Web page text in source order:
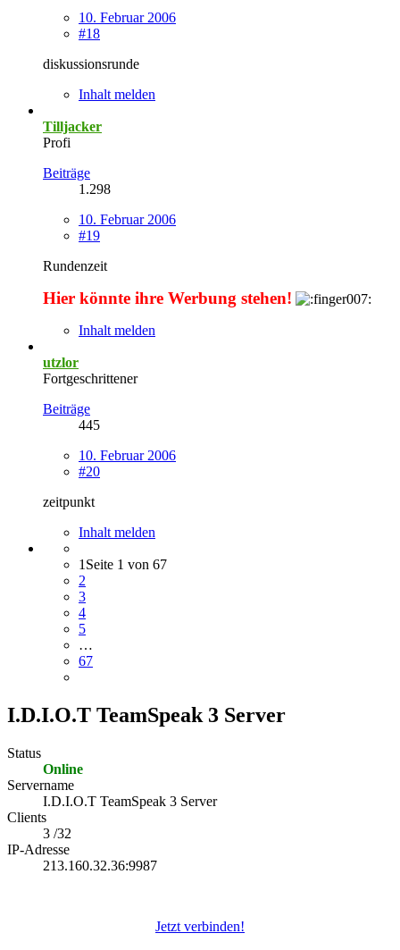
10. Februar 2006
#18
diskussionsrunde
Inhalt melden
Tilljacker
Profi
Beiträge
1.298
10. Februar 2006
#19
Rundenzeit
Hier könnte ihre Werbung stehen!
Inhalt melden
utzlor
Fortgeschrittener
Beiträge
445
10. Februar 2006
#20
zeitpunkt
Inhalt melden
1 Seite 1 von 67
2
3
4
5
…
67
I.D.I.O.T TeamSpeak 3 Server
Status
Online
Servername
I.D.I.O.T TeamSpeak 3 Server
Clients
3 /32
IP-Adresse
213.160.32.36:9987
Jetzt verbinden!